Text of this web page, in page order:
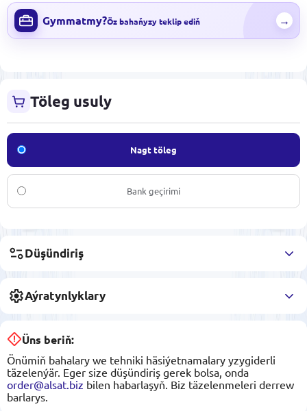
Gymmatmy?Öz bahaňyzy teklip ediň →
Töleg usuly
Nagt töleg
Bank geçirimi
Düşündiriş
Aýratynlyklary
Üns beriň:
Önümiň bahalary we tehniki häsiýetnamalary yzygiderli
täzelenýär. Eger size düşündiriş gerek bolsa, onda
order@alsat.biz bilen habarlaşyň. Biz täzelenmeleri derrew
barlarys.